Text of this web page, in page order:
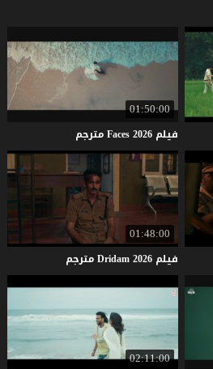
01:50:00
فيلم Faces2026 مترجم
01:48:00
فيلم Dridam2026 مترجم
02:11:00